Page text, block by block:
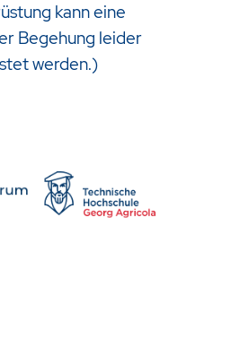
kann eine
Begehung leider
werden.)